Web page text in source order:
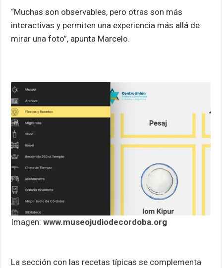
“Muchas son observables, pero otras son más
interactivas y permiten una experiencia más allá de
mirar una foto”, apunta Marcelo.
Imagen:www.museojudiodecordoba.org
La sección con las recetas típicas se complementa